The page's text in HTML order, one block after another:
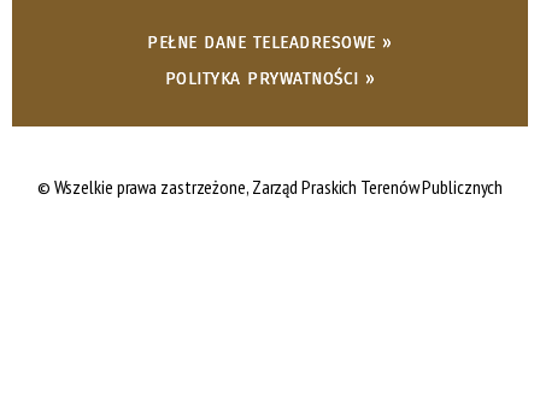
PEŁNE DANE TELEADRESOWE »
POLITYKA PRYWATNOŚCI »
© Wszelkie prawa zastrzeżone, Zarząd Praskich Terenów Publicznych